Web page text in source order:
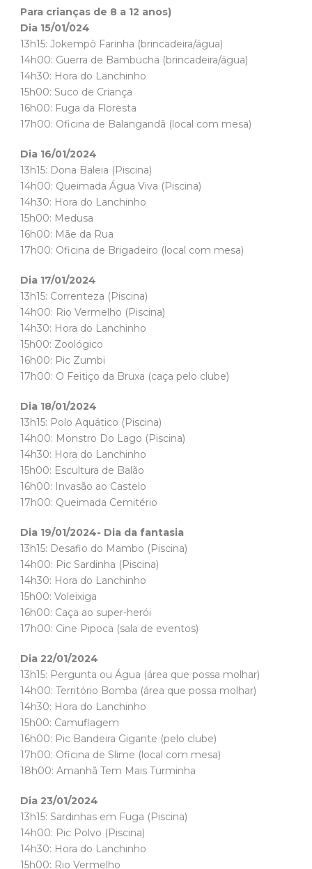
Para crianças de 8 a 12 anos)
Dia 15/01/024
13h15: Jokempô Farinha (brincadeira/água)
14h00: Guerra de Bambucha (brincadeira/água)
14h30: Hora do Lanchinho
15h00: Suco de Criança
16h00: Fuga da Floresta
17h00: Oficina de Balangandã (local com mesa)
Dia 16/01/2024
13h15: Dona Baleia (Piscina)
14h00: Queimada Água Viva (Piscina)
14h30: Hora do Lanchinho
15h00: Medusa
16h00: Mãe da Rua
17h00: Oficina de Brigadeiro (local com mesa)
Dia 17/01/2024
13h15: Correnteza (Piscina)
14h00: Rio Vermelho (Piscina)
14h30: Hora do Lanchinho
15h00: Zoológico
16h00: Pic Zumbi
17h00: O Feitiço da Bruxa (caça pelo clube)
Dia 18/01/2024
13h15: Polo Aquático (Piscina)
14h00: Monstro Do Lago (Piscina)
14h30: Hora do Lanchinho
15h00: Escultura de Balão
16h00: Invasão ao Castelo
17h00: Queimada Cemitério
Dia 19/01/2024- Dia da fantasia
13h15: Desafio do Mambo (Piscina)
14h00: Pic Sardinha (Piscina)
14h30: Hora do Lanchinho
15h00: Voleixiga
16h00: Caça ao super-herói
17h00: Cine Pipoca (sala de eventos)
Dia 22/01/2024
13h15: Pergunta ou Água (área que possa molhar)
14h00: Território Bomba (área que possa molhar)
14h30: Hora do Lanchinho
15h00: Camuflagem
16h00: Pic Bandeira Gigante (pelo clube)
17h00: Oficina de Slime (local com mesa)
18h00: Amanhã Tem Mais Turminha
Dia 23/01/2024
13h15: Sardinhas em Fuga (Piscina)
14h00: Pic Polvo (Piscina)
14h30: Hora do Lanchinho
15h00: Rio Vermelho